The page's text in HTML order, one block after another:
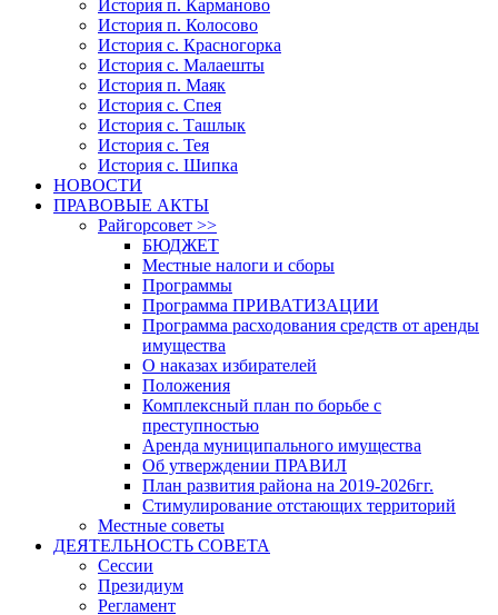
История п. Карманово
История п. Колосово
История с. Красногорка
История с. Малаешты
История п. Маяк
История с. Спея
История с. Ташлык
История с. Тея
История с. Шипка
НОВОСТИ
ПРАВОВЫЕ АКТЫ
Райгорсовет >>
БЮДЖЕТ
Местные налоги и сборы
Программы
Программа ПРИВАТИЗАЦИИ
Программа расходования средств от аренды
имущества
О наказах избирателей
Положения
Комплексный план по борьбе с
преступностью
Аренда муниципального имущества
Об утверждении ПРАВИЛ
План развития района на 2019-2026гг.
Стимулирование отстающих территорий
Местные советы
ДЕЯТЕЛЬНОСТЬ СОВЕТА
Сессии
Президиум
Регламент